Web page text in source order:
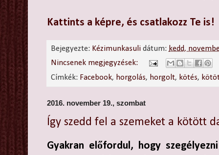
Kattints a képre, és csatlakozz Te is!
Bejegyezte: Kézimunkasuli dátum: kedd,
Nincsenek megjegyzések:
Címkék: Facebook, horgolás, horgolt, kötés,
2016. november 19., szombat
Így szedd fel a szemeket a kötött
Gyakran előfordul, hogy